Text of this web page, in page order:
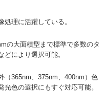
理に活躍している。
の大面積型まで標準で多数のタ
により選択可能。
（365nm、375nm、400nm）色
色の選択にもすぐ対応可能。